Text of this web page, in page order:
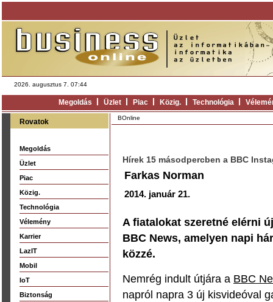
2026. augusztus 7. 07:44
Megoldás Üzlet Piac Közig. Technológia
Rovatok
Megoldás
Üzlet
Piac
Közig.
Technológia
Vélemény
Karrier
LazIT
Mobil
IoT
Biztonság
BOnline
Hírek 15 másodpercben a BBC
Farkas Norman
2014. január 21.
A fiatalokat szeretné elérni
BBC News, amelyen napi
közzé.
Nemrég indult útjára a BBC
napról napra 3 új kisvideóval